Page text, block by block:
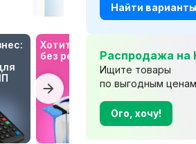
Найти варианты
Хотите отпуск
без ремонта?
с Куфар
Медиа!
Распродажа на
Ищите товары
по выгодным ценам
Ого, хочу!